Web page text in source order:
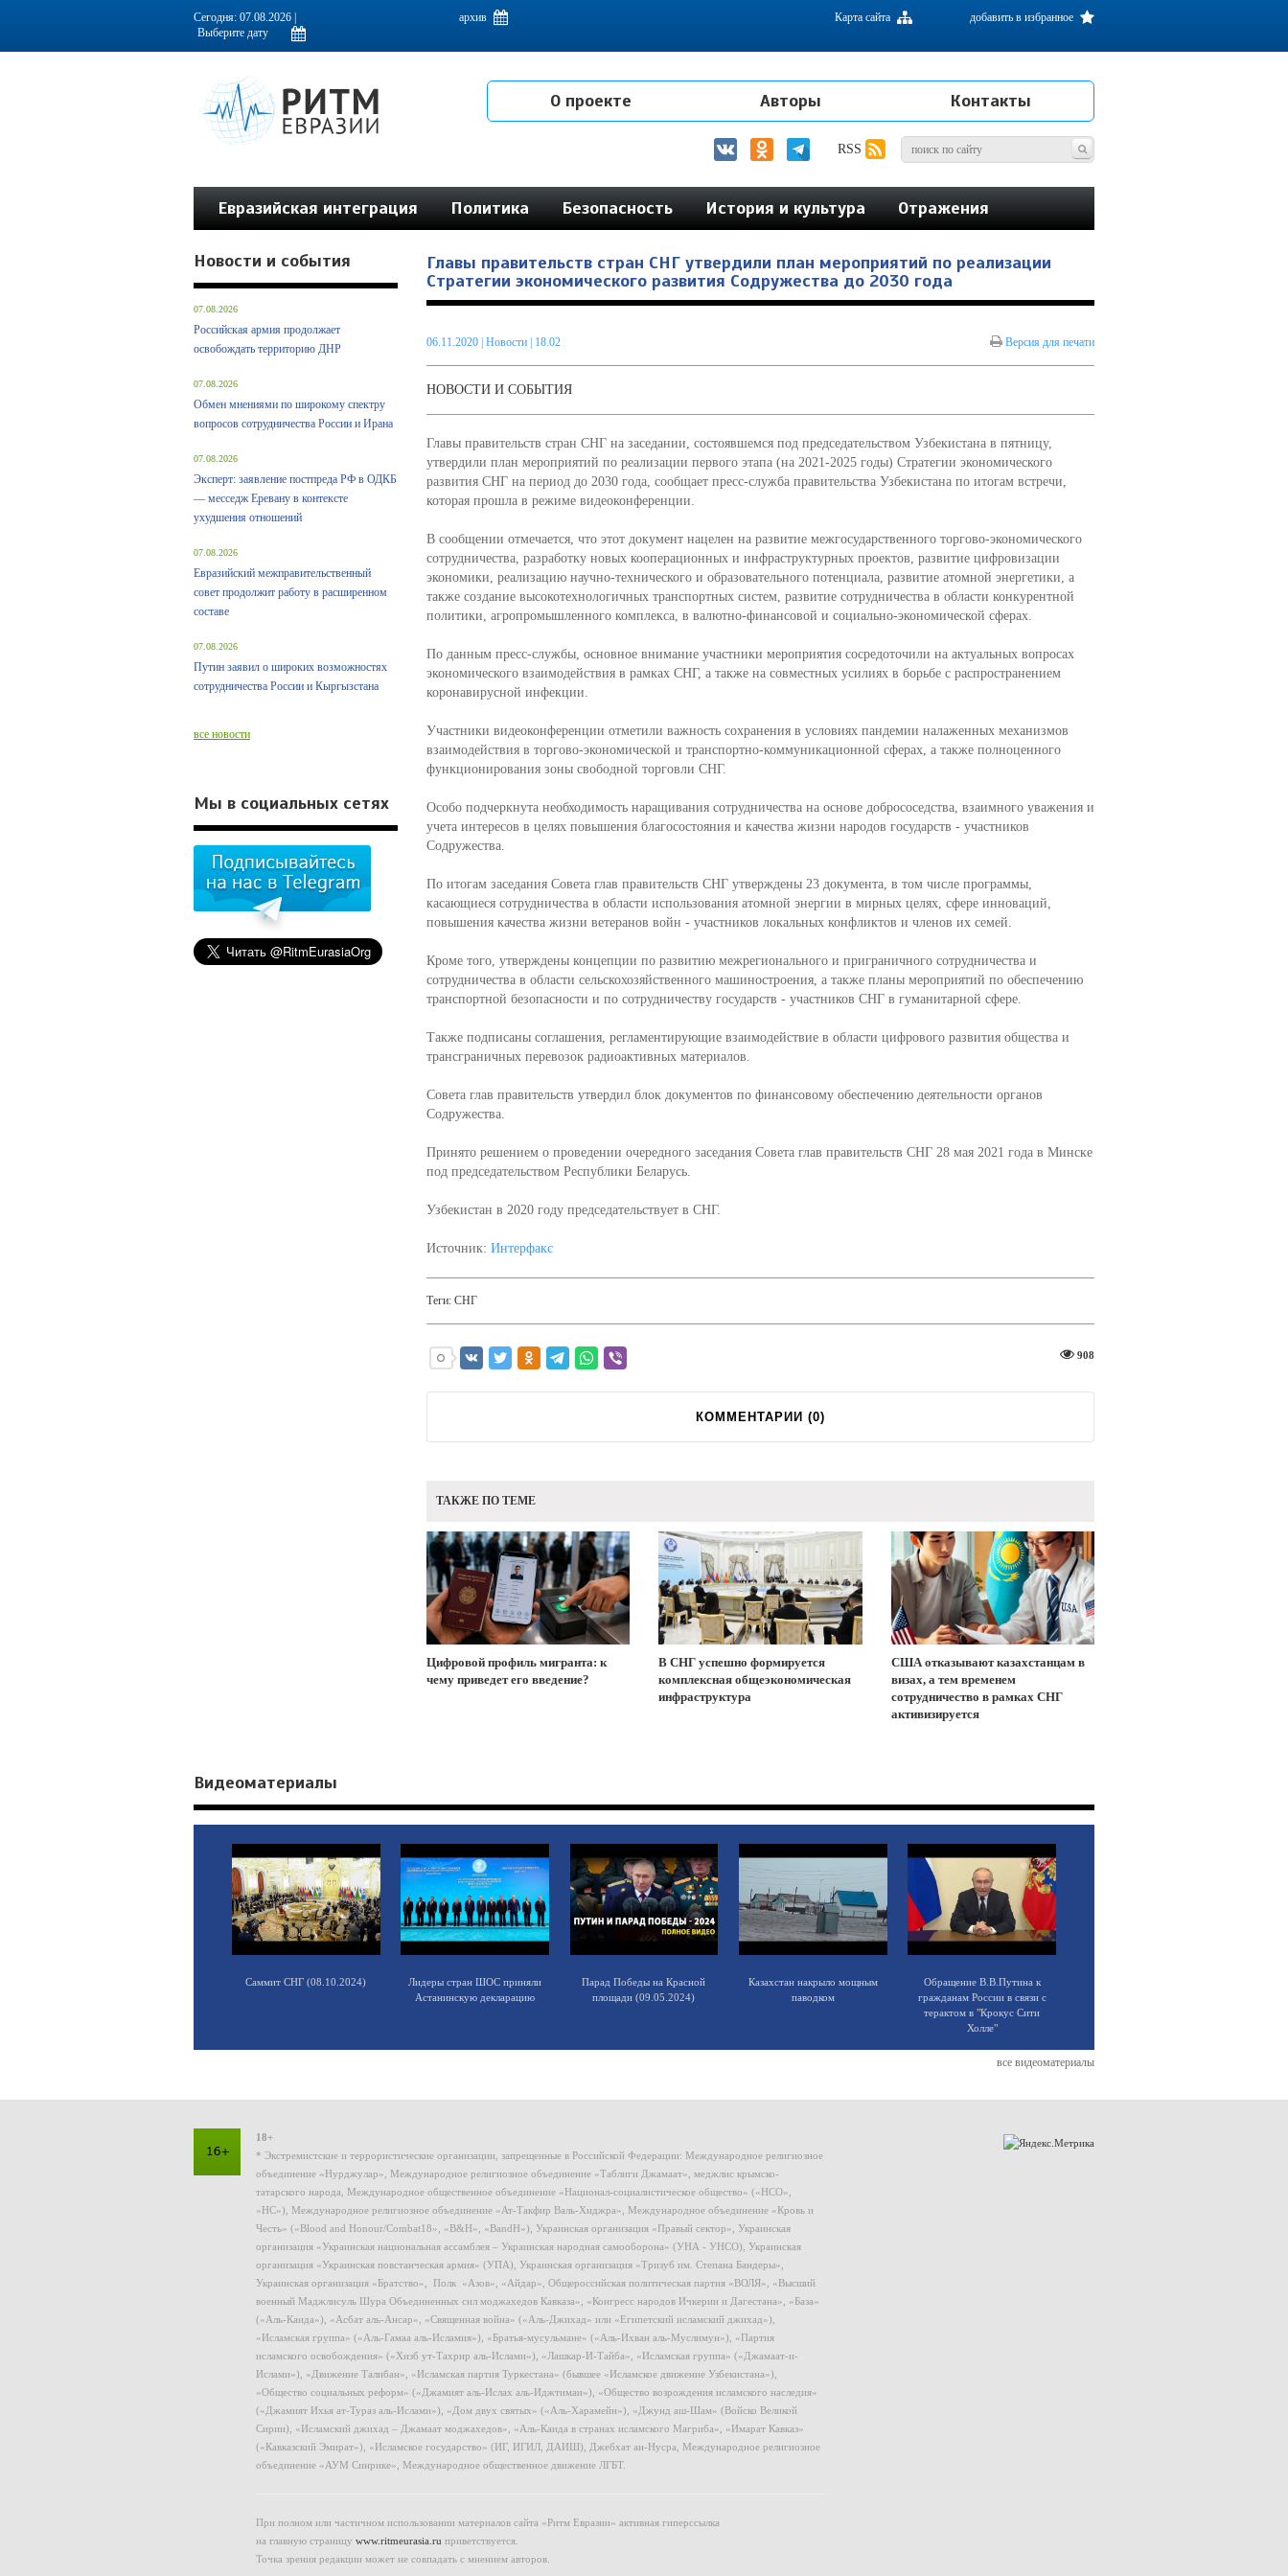
Информационно-аналитическое издание, посвященное актуальным проблемам интеграции на постсоветском пространстве
Сегодня: 07.08.2026 | архив добавить в избранное
Карта сайта
О проекте Авторы Контакты
RSS
Евразийская интеграция Политика Безопасность История и культура Отражения
Главы правительств стран СНГ утвердили план мероприятий по реализации
Стратегии экономического развития Содружества до 2030 года
06.11.2020| Новости | 18.02 Версия для печати
НОВОСТИ И СОБЫТИЯ
Главы правительств стран СНГ на заседании, состоявшемся под председательством Узбекистана в пятницу,
утвердили план мероприятий по реализации первого этапа (на 2021-2025 годы) Стратегии экономического
развития СНГ на период до 2030 года, сообщает пресс-служба правительства Узбекистана по итогам встречи,
которая прошла в режиме видеоконференции.
В сообщении отмечается, что этот документ нацелен на развитие межгосударственного торгово-экономического
сотрудничества, разработку новых кооперационных и инфраструктурных проектов, развитие цифровизации
экономики, реализацию научно-технического и образовательного потенциала, развитие атомной энергетики, а
также создание высокотехнологичных транспортных систем, развитие сотрудничества в области конкурентной
политики, агропромышленного комплекса, в валютно-финансовой и социально-экономической сферах.
По данным пресс-службы, основное внимание участники мероприятия сосредоточили на актуальных вопросах
экономического взаимодействия в рамках СНГ, а также на совместных усилиях в борьбе с распространением
коронавирусной инфекции.
Участники видеоконференции отметили важность сохранения в условиях пандемии налаженных механизмов
взаимодействия в торгово-экономической и транспортно-коммуникационной сферах, а также полноценного
функционирования зоны свободной торговли СНГ.
Особо подчеркнута необходимость наращивания сотрудничества на основе добрососедства, взаимного уважения и
учета интересов в целях повышения благосостояния и качества жизни народов государств - участников
Содружества.
По итогам заседания Совета глав правительств СНГ утверждены 23 документа, в том числе программы,
касающиеся сотрудничества в области использования атомной энергии в мирных целях, сфере инноваций,
повышения качества жизни ветеранов войн - участников локальных конфликтов и членов их семей.
Кроме того, утверждены концепции по развитию межрегионального и приграничного сотрудничества и
сотрудничества в области сельскохозяйственного машиностроения, а также планы мероприятий по обеспечению
транспортной безопасности и по сотрудничеству государств - участников СНГ в гуманитарной сфере.
Также подписаны соглашения, регламентирующие взаимодействие в области цифрового развития общества и
трансграничных перевозок радиоактивных материалов.
Совета глав правительств утвердил блок документов по финансовому обеспечению деятельности органов
Содружества.
Принято решением о проведении очередного заседания Совета глав правительств СНГ 28 мая 2021 года в Минске
под председательством Республики Беларусь.
Узбекистан в 2020 году председательствует в СНГ.
Источник: Интерфакс
Теги: СНГ
908
КОММЕНТАРИИ (0)
ТАКЖЕ ПО ТЕМЕ
Цифровой профиль мигранта: к
чему приведет его введение?
В СНГ успешно формируется
комплексная общеэкономическая
инфраструктура
США отказывают казахстанцам в
визах, а тем временем
сотрудничество в рамках СНГ
активизируется
Новости и события
07.08.2026
Российская армия продолжает
освобождать территорию ДНР
07.08.2026
Обмен мнениями по широкому спектру
вопросов сотрудничества России и Ирана
07.08.2026
Эксперт: заявление постпреда РФ в ОДКБ
— месседж Еревану в контексте
ухудшения отношений
07.08.2026
Евразийский межправительственный
совет продолжит работу в расширенном
составе
07.08.2026
Путин заявил о широких возможностях
сотрудничества России и Кыргызстана
все новости
Мы в социальных сетях
Видеоматериалы
Саммит СНГ (08.10.2024)
Лидеры стран ШОС приняли
Астанинскую декларацию
Парад Победы на Красной
площади (09.05.2024)
Казахстан накрыло мощным
паводком
Обращение В.В.Путина к
гражданам России в связи с
терактом в "Крокус Сити
Холле"
все видеоматериалы
18+
* Экстремистские и террористические организации, запрещенные в Российской Федерации: Международное религиозное
объединение «Нурджулар», Международное религиозное объединение «Таблиги Джамаат», меджлис крымско-
татарского народа, Международное общественное объединение «Национал-социалистическое общество» («НСО»,
«НС»), Международное религиозное объединение «Ат-Такфир Валь-Хиджра», Международное объединение «Кровь и
Честь» («Blood and Honour/Combat18», «B&H», «BandH»), Украинская организация «Правый сектор», Украинская
организация «Украинская национальная ассамблея – Украинская народная самооборона» (УНА - УНСО), Украинская
организация «Украинская повстанческая армия» (УПА), Украинская организация «Тризуб им. Степана Бандеры»,
Украинская организация «Братство», Полк «Азов», «Айдар», Общероссийская политическая партия «ВОЛЯ», «Высший
военный Маджлисуль Шура Объединенных сил моджахедов Кавказа», «Конгресс народов Ичкерии и Дагестана», «База»
(«Аль-Каида»), «Асбат аль-Ансар», «Священная война» («Аль-Джихад» или «Египетский исламский джихад»),
«Исламская группа» («Аль-Гамаа аль-Исламия»), «Братья-мусульмане» («Аль-Ихван аль-Муслимун»), «Партия
исламского освобождения» («Хизб ут-Тахрир аль-Ислами»), «Лашкар-И-Тайба», «Исламская группа» («Джамаат-и-
Ислами»), «Движение Талибан», «Исламская партия Туркестана» (бывшее «Исламское движение Узбекистана»),
«Общество социальных реформ» («Джамият аль-Ислах аль-Иджтимаи»), «Общество возрождения исламского наследия»
(«Джамият Ихья ат-Тураз аль-Ислами»), «Дом двух святых» («Аль-Харамейн»), «Джунд аш-Шам» (Войско Великой
Сирии), «Исламский джихад – Джамаат моджахедов», «Аль-Каида в странах исламского Магриба», «Имарат Кавказ»
(«Кавказский Эмират»), «Исламское государство» (ИГ, ИГИЛ, ДАИШ), Джебхат ан-Нусра, Международное религиозное
объединение «АУМ Синрике», Международное общественное движение ЛГБТ.
При полном или частичном использовании материалов сайта «Ритм Евразии» активная гиперссылка
на главную страницу www.ritmeurasia.ru приветствуется.
Точка зрения редакции может не совпадать с мнением авторов.